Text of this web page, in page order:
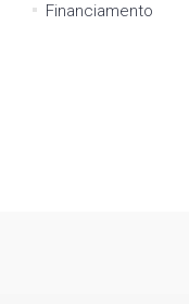
Financiamento